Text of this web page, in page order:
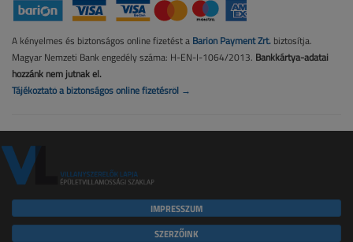
A kényelmes és biztonságos online fizetést a Barion Payment Zrt. biztosítja.
Magyar Nemzeti Bank engedély száma: H-EN-I-1064/2013. Bankkártya-adatai
hozzánk nem jutnak el.
Tájékoztató a biztonságos online fizetésről →
IMPRESSZUM
SZERZŐINK